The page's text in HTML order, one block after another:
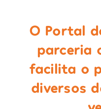
O Portal
parceria
facilita o
diversos